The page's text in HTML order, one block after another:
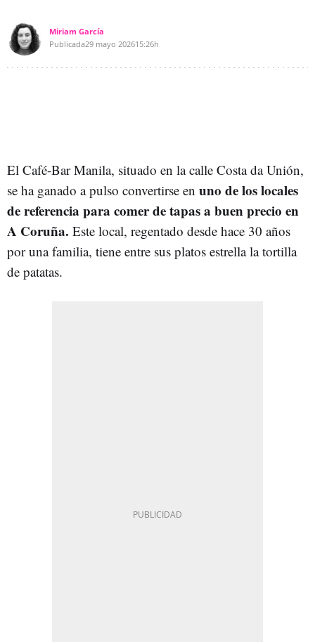
Miriam García
Publicada29 mayo 202615:26h
El Café-Bar Manila, situado en la calle Costa da Unión,
se ha ganado a pulso convertirse en uno de los locales
de referencia para comer de tapas a buen precio en
A Coruña. Este local, regentado desde hace 30 años
por una familia, tiene entre sus platos estrella la tortilla
de patatas.